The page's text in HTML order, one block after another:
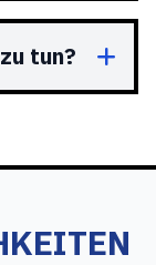
tun?